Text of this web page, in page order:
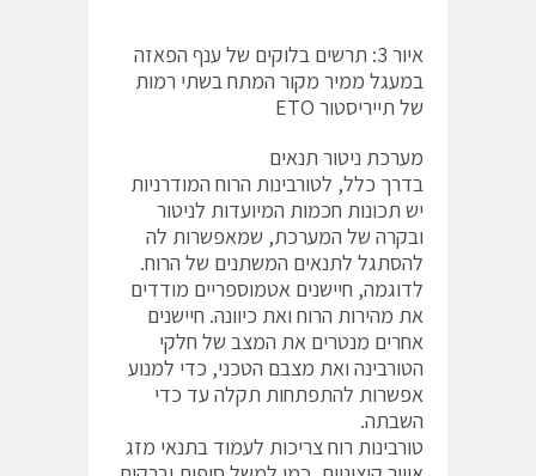
איור 3: תרשים בלוקים של ענף הפאזה
במעגל ממיר מקור המתח בשתי רמות
של תייריסטור ETO
מערכת ניטור תנאים
בדרך כלל, לטורבינות הרוח המודרניות
יש תכונות חכמות המיועדות לניטור
ובקרה של המערכת, שמאפשרות לה
להסתגל לתנאים המשתנים של הרוח.
לדוגמה, חיישנים אטמוספריים מודדים
את מהירות הרוח ואת כיוונה. חיישנים
אחרים מנטרים את המצב של חלקי
הטורבינה ואת מצבם הטכני, כדי למנוע
אפשרות להתפתחות תקלה עד כדי
השבתה.
טורבינות רוח צריכות לעמוד בתנאי מזג